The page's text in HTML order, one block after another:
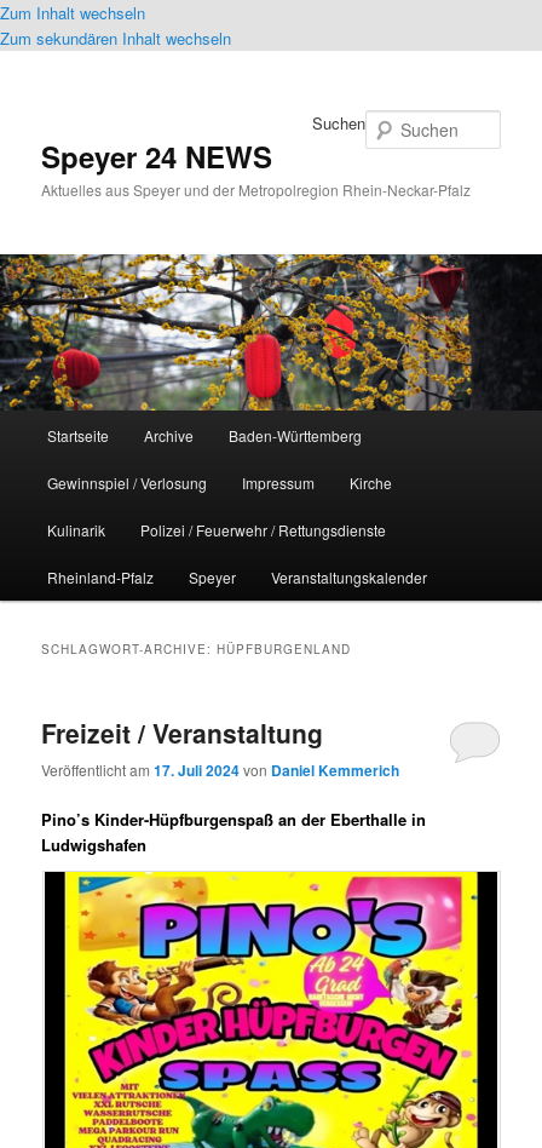
Zum Inhalt wechseln
Zum sekundären Inhalt wechseln
Speyer 24 NEWS
Aktuelles aus Speyer und der Metropolregion Rhein-Neckar-Pfalz
Suchen
Startseite Archive Baden-Württemberg
Gewinnspiel / Verlosung Impressum Kirche
Kulinarik Polizei / Feuerwehr / Rettungsdienste
Rheinland-Pfalz Speyer Veranstaltungskalender
SCHLAGWORT-ARCHIVE:HÜPFBURGENLAND
Freizeit / Veranstaltung
Veröffentlicht am17. Juli 2024von Daniel Kemmerich
Pino’s Kinder-Hüpfburgenspaß an der Eberthalle in
Ludwigshafen